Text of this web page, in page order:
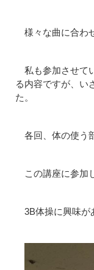
様々な曲に合わ
私も参加させて
る内容ですが、い
た。
各回、体の使う
この講座に参加
3B体操に興味が